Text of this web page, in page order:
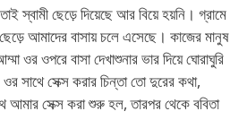
স্বামী ছেড়ে দিয়েছে আর বিয়ে হয়নি। গ্রামে
আমাদের বাসায় চলে এসেছে। কাজের মানুষ
ওর ওপরে বাসা দেখাশুনার ভার দিয়ে ঘোরাঘুরি
ওর সাথে সেক্স করার চিন্তা তো দুরের কথা,
আমার সেক্স করা শুরু হল, তারপর থেকে ববিতা